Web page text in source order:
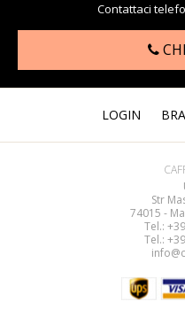
Contattaci
LOGIN
Str
74015 -
Tel.:
Tel.: